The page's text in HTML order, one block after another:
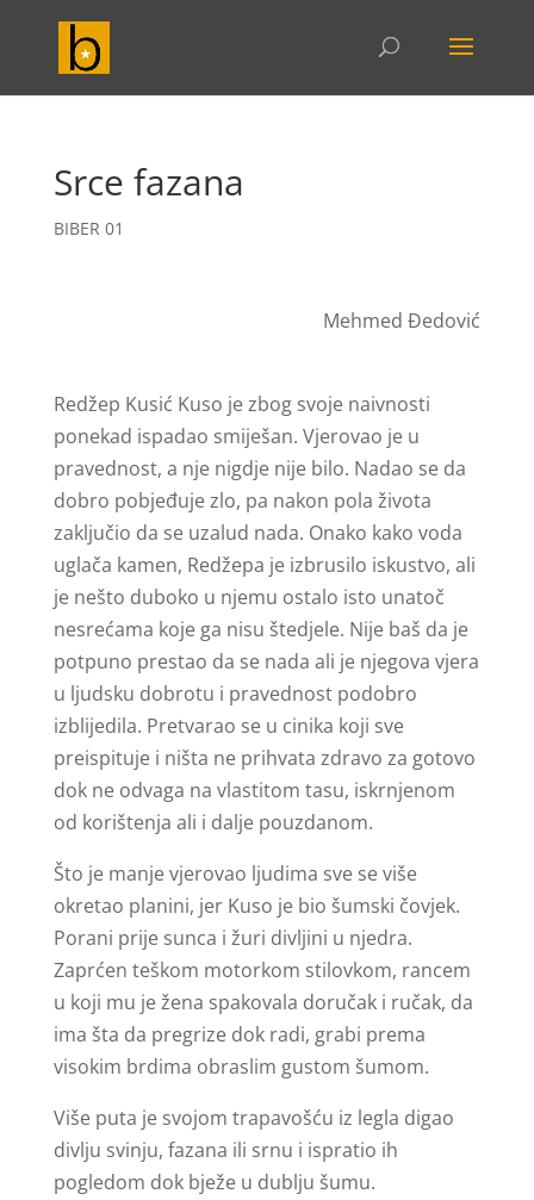
Srce fazana
BIBER 01
Mehmed Đedović
Redžep Kusić Kuso je zbog svoje naivnosti
ponekad ispadao smiješan. Vjerovao je u
pravednost, a nje nigdje nije bilo. Nadao se da
dobro pobjeđuje zlo, pa nakon pola života
zaključio da se uzalud nada. Onako kako voda
uglača kamen, Redžepa je izbrusilo iskustvo, ali
je nešto duboko u njemu ostalo isto unatoč
nesrećama koje ga nisu štedjele. Nije baš da je
potpuno prestao da se nada ali je njegova vjera
u ljudsku dobrotu i pravednost podobro
izblijedila. Pretvarao se u cinika koji sve
preispituje i ništa ne prihvata zdravo za gotovo
dok ne odvaga na vlastitom tasu, iskrnjenom
od korištenja ali i dalje pouzdanom.
Što je manje vjerovao ljudima sve se više
okretao planini, jer Kuso je bio šumski čovjek.
Porani prije sunca i žuri divljini u njedra.
Zaprćen teškom motorkom stilovkom, rancem
u koji mu je žena spakovala doručak i ručak, da
ima šta da pregrize dok radi, grabi prema
visokim brdima obraslim gustom šumom.
Više puta je svojom trapavošću iz legla digao
divlju svinju, fazana ili srnu i ispratio ih
pogledom dok bježe u dublju šumu.